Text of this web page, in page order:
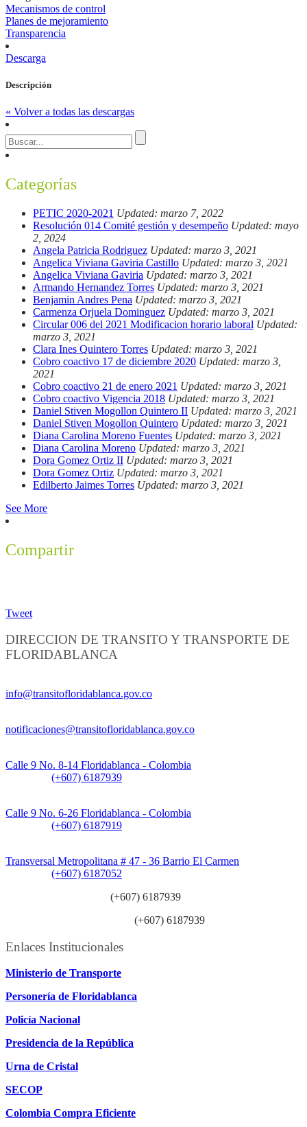
Mecanismos de control
Planes de mejoramiento
Transparencia
Descarga
Descripción
« Volver a todas las descargas
Categorías
PETIC 2020-2021 Updated: marzo 7, 2022
Resolución 014 Comité gestión y desempeño Updated: mayo
2, 2024
Angela Patricia Rodriguez Updated: marzo 3, 2021
Angelica Viviana Gaviria Castillo Updated: marzo 3, 2021
Angelica Viviana Gaviria Updated: marzo 3, 2021
Armando Hernandez Torres Updated: marzo 3, 2021
Benjamin Andres Pena Updated: marzo 3, 2021
Carmenza Orjuela Dominguez Updated: marzo 3, 2021
Circular 006 del 2021 Modificacion horario laboral Updated:
marzo 3, 2021
Clara Ines Quintero Torres Updated: marzo 3, 2021
Cobro coactivo 17 de diciembre 2020 Updated: marzo 3,
2021
Cobro coactivo 21 de enero 2021 Updated: marzo 3, 2021
Cobro coactivo Vigencia 2018 Updated: marzo 3, 2021
Daniel Stiven Mogollon Quintero II Updated: marzo 3, 2021
Daniel Stiven Mogollon Quintero Updated: marzo 3, 2021
Diana Carolina Moreno Fuentes Updated: marzo 3, 2021
Diana Carolina Moreno Updated: marzo 3, 2021
Dora Gomez Ortiz II Updated: marzo 3, 2021
Dora Gomez Ortiz Updated: marzo 3, 2021
Edilberto Jaimes Torres Updated: marzo 3, 2021
See More
Compartir
Tweet
DIRECCION DE TRANSITO Y TRANSPORTE DE
FLORIDABLANCA
info@transitofloridablanca.gov.co
notificaciones@transitofloridablanca.gov.co
Calle 9 No. 8-14 Floridablanca - Colombia
(+607) 6187939
Calle 9 No. 6-26 Floridablanca - Colombia
(+607) 6187919
Transversal Metropolitana # 47 - 36 Barrio El Carmen
(+607) 6187052
(+607) 6187939
(+607) 6187939
Enlaces Institucionales
Ministerio de Transporte
Personería de Floridablanca
Policía Nacional
Presidencia de la República
Urna de Cristal
SECOP
Colombia Compra Eficiente